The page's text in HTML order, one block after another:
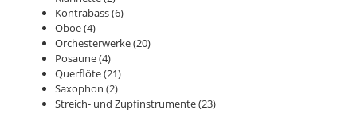
Kontrabass(6)
Oboe(4)
Orchesterwerke(20)
Posaune(4)
Querflöte(21)
Saxophon (2)
Streich- und Zupfinstrumente(23)